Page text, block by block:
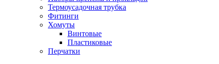
Термоусадочная трубка
Фитинги
Хомуты
Винтовые
Пластиковые
Перчатки